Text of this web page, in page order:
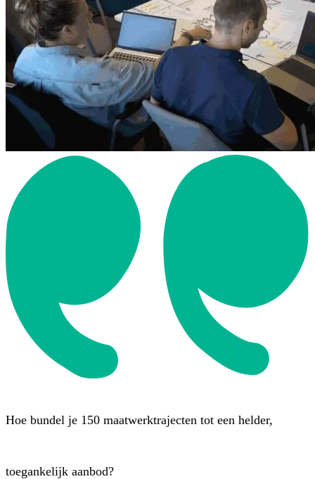
Hoe bundel je 150 maatwerktrajecten tot een helder,
toegankelijk aanbod?